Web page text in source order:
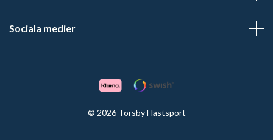
Sociala medier
© 2026 Torsby Hästsport